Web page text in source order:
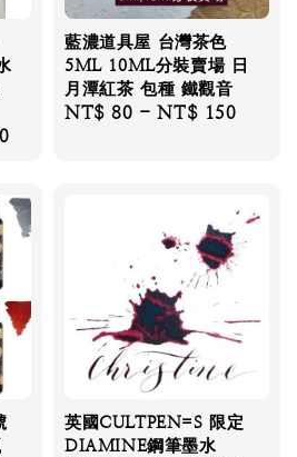
藍濃道具屋 台灣茶色
5ML 10ML分裝賣場 日
月潭紅茶 包種 鐵觀音
Regular
NT$ 80 -NT$ 150
英國CULTPEN=S 限定
DIAMINE鋼筆墨水